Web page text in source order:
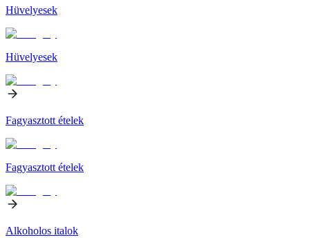
Hüvelyesek
Hüvelyesek
Fagyasztott ételek
Fagyasztott ételek
Alkoholos italok